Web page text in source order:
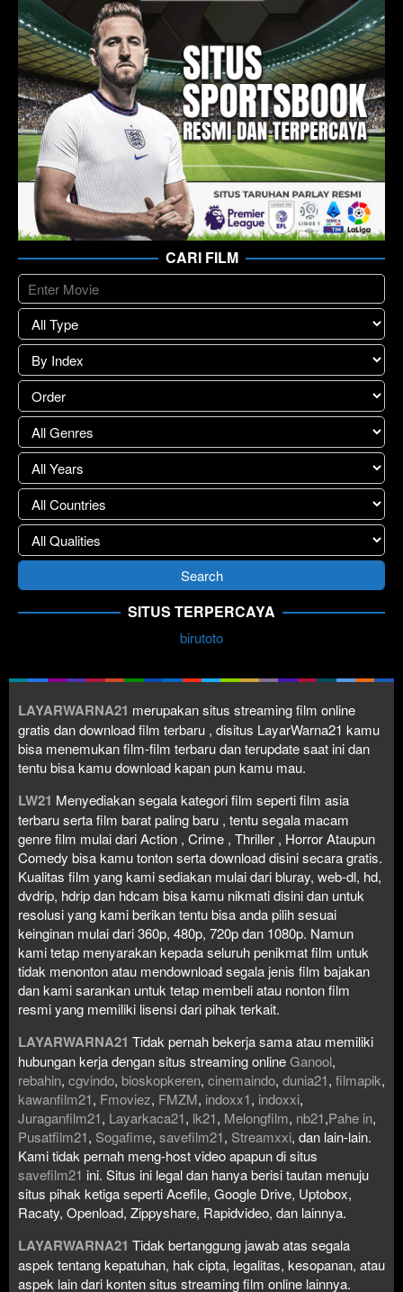
CARI FILM
SITUS TERPERCAYA
birutoto
LAYARWARNA21 merupakan situs streaming film online
gratis dan download film terbaru , disitus LayarWarna21 kamu
bisa menemukan film-film terbaru dan terupdate saat ini dan
tentu bisa kamu download kapan pun kamu mau.
LW21 Menyediakan segala kategori film seperti film asia
terbaru serta film barat paling baru , tentu segala macam
genre film mulai dari Action , Crime , Thriller , Horror Ataupun
Comedy bisa kamu tonton serta download disini secara gratis.
Kualitas film yang kami sediakan mulai dari bluray, web-dl, hd,
dvdrip, hdrip dan hdcam bisa kamu nikmati disini dan untuk
resolusi yang kami berikan tentu bisa anda pilih sesuai
keinginan mulai dari 360p, 480p, 720p dan 1080p. Namun
kami tetap menyarakan kepada seluruh penikmat film untuk
tidak menonton atau mendownload segala jenis film bajakan
dan kami sarankan untuk tetap membeli atau nonton film
resmi yang memiliki lisensi dari pihak terkait.
LAYARWARNA21 Tidak pernah bekerja sama atau memiliki
hubungan kerja dengan situs streaming onlineGanool,
rebahin, cgvindo, bioskopkeren, cinemaindo, dunia21, filmapik,
kawanfilm21, Fmoviez, FMZM, indoxx1, indoxxi,
Juraganfilm21, Layarkaca21, lk21, Melongfilm, nb21,Pahe in,
Pusatfilm21, Sogafime, savefilm21, Streamxxi, dan lain-lain.
Kami tidak pernah meng-host video apapun di situs
savefilm21 ini. Situs ini legal dan hanya berisi tautan menuju
situs pihak ketiga seperti Acefile, Google Drive, Uptobox,
Racaty, Openload, Zippyshare, Rapidvideo, dan lainnya.
LAYARWARNA21 Tidak bertanggung jawab atas segala
aspek tentang kepatuhan, hak cipta, legalitas, kesopanan, atau
aspek lain dari konten situs streaming film online lainnya.